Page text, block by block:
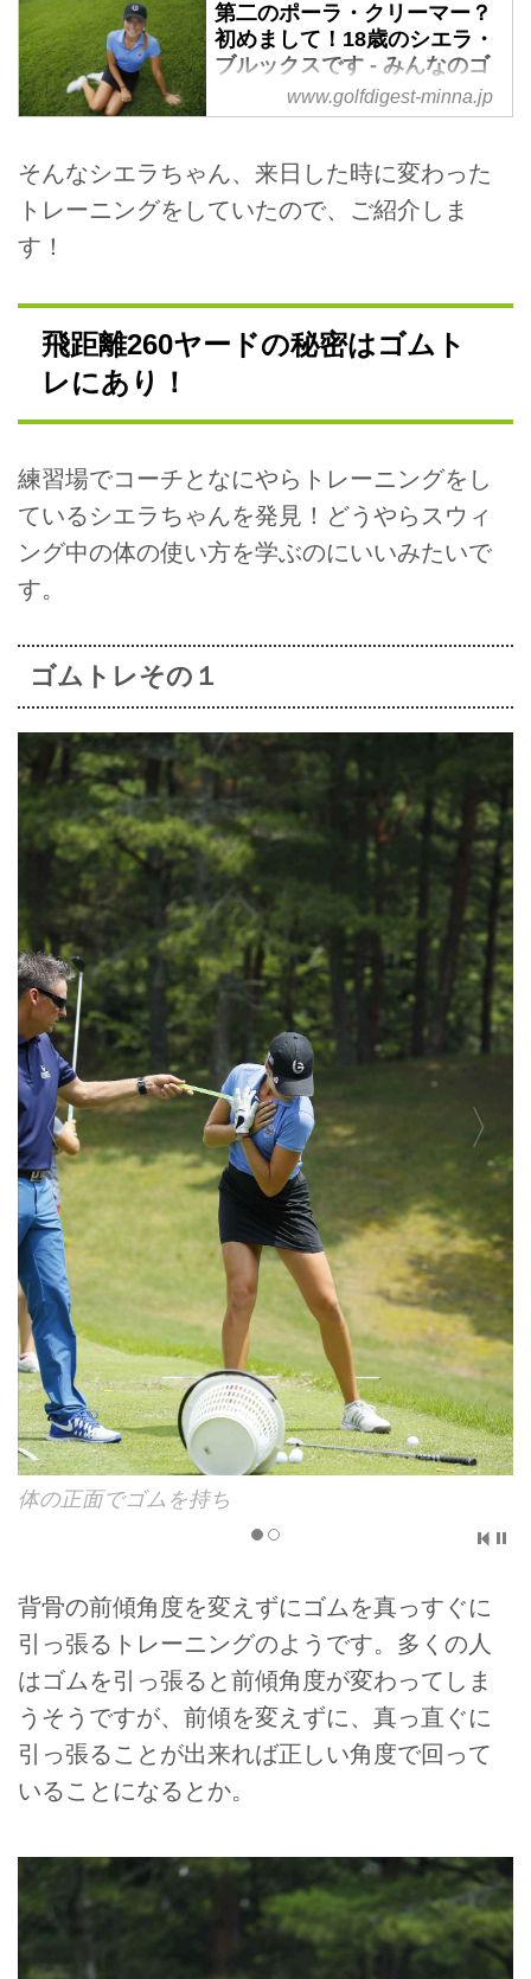
第二のポーラ・クリーマー？
初めまして！18歳のシエラ・
ブルックスです - みんなのゴ
ルフダイジェスト
本日から始まった女子ツアーセン
チュリー21レディスゴルフトーナ
調子よさそうですね！さて、そん
ブルーの瞳が超キュート
ラ・ブルックスちゃん、日本ツア
ーに初参戦！シエラちゃんは世界
アマチュアランク5位の実力者。
いずれも予選落ちでしたが、AN...
www.golfdigest-minna.jp
そんなシエラちゃん、来日した時に変わった
トレーニングをしていたので、ご紹介しま
す！
飛距離260ヤードの秘密はゴムト
レにあり！
練習場でコーチとなにやらトレーニングをし
ているシエラちゃんを発見！どうやらスウィ
ング中の体の使い方を学ぶのにいいみたいで
す。
ゴムトレその１
体の正面でゴムを持ち
背骨の前傾角度を変えずにゴムを真っすぐに
引っ張るトレーニングのようです。多くの人
はゴムを引っ張ると前傾角度が変わってしま
うそうですが、前傾を変えずに、真っ直ぐに
引っ張ることが出来れば正しい角度で回って
いることになるとか。